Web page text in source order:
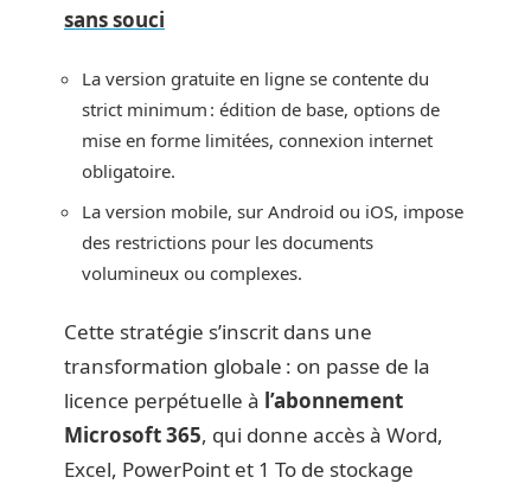
sans souci
La version gratuite en ligne se contente du
strict minimum : édition de base, options de
mise en forme limitées, connexion internet
obligatoire.
La version mobile, sur Android ou iOS, impose
des restrictions pour les documents
volumineux ou complexes.
Cette stratégie s’inscrit dans une
transformation globale : on passe de la
licence perpétuelle à l’abonnement
Microsoft 365, qui donne accès à Word,
Excel, PowerPoint et 1 To de stockage